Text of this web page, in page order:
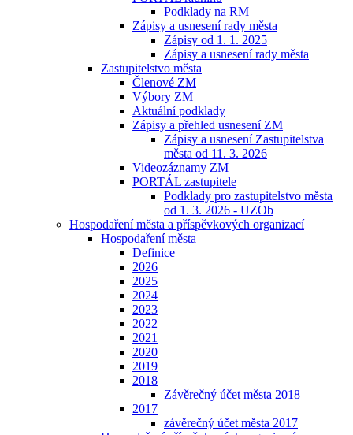
Podklady na RM
Zápisy a usnesení rady města
Zápisy od 1. 1. 2025
Zápisy a usnesení rady města
Zastupitelstvo města
Členové ZM
Výbory ZM
Aktuální podklady
Zápisy a přehled usnesení ZM
Zápisy a usnesení Zastupitelstva
města od 11. 3. 2026
Videozáznamy ZM
PORTÁL zastupitele
Podklady pro zastupitelstvo města
od 1. 3. 2026 - UZOb
Hospodaření města a příspěvkových organizací
Hospodaření města
Definice
2026
2025
2024
2023
2022
2021
2020
2019
2018
Závěrečný účet města 2018
2017
závěrečný účet města 2017